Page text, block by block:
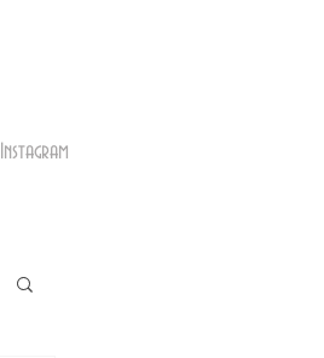
Instagram